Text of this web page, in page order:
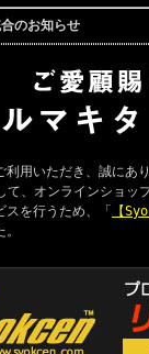
のお知らせ
用いただき、誠にあ
て、オンラインショッ
を行うため、「
【